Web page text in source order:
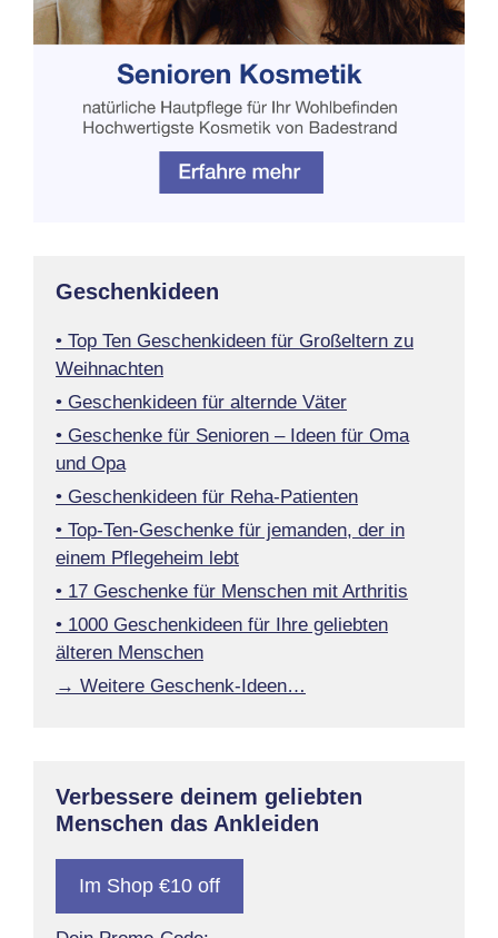
Geschenkideen
• Top Ten Geschenkideen für Großeltern zu
Weihnachten
• Geschenkideen für alternde Väter
• Geschenke für Senioren – Ideen für Oma
und Opa
• Geschenkideen für Reha-Patienten
• Top-Ten-Geschenke für jemanden, der in
einem Pflegeheim lebt
• 17 Geschenke für Menschen mit Arthritis
• 1000 Geschenkideen für Ihre geliebten
älteren Menschen
→ Weitere Geschenk-Ideen…
Verbessere deinem geliebten
Menschen das Ankleiden
Im Shop €10 off